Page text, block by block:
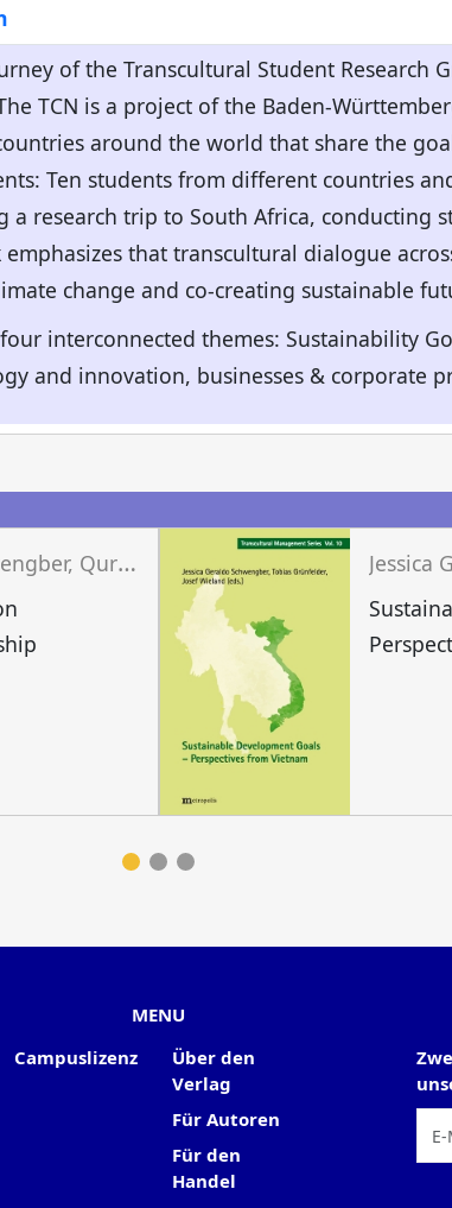
of the Transcultural Student Research
TCN is a project of the Baden-
around the world that share the
Ten students from different countries
research trip to South Africa, conducting
that transcultural dialogue
change and co-creating sustainable
interconnected themes: Sustainability
and innovation, businesses & corporate
J
essica Geraldo Schwengber, Quratul Aan, Tobias Grünfelder (eds.)
MENU
Campuslizenz
Über den
Verlag
Für Autoren
Für den
Handel